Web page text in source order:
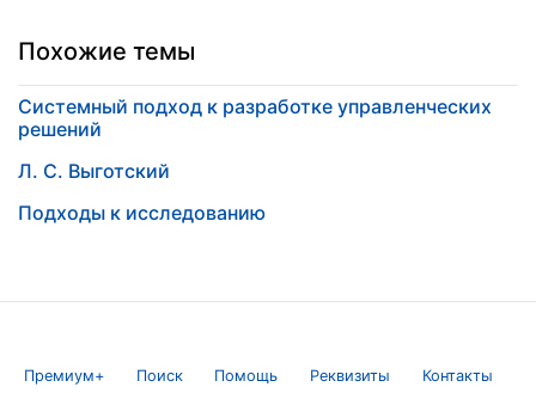
Похожие темы
Системный подход к разработке управленческих
решений
Л. С. Выготский
Подходы к исследованию
Премиум+ Поиск Помощь Реквизиты Контакты